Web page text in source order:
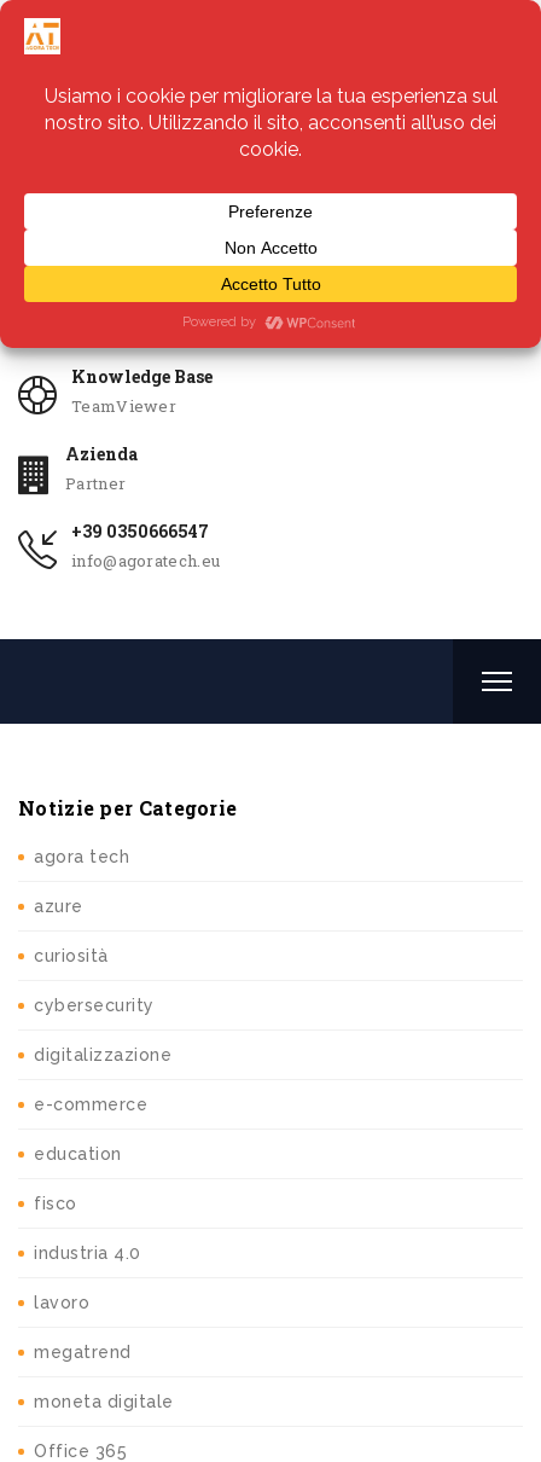
Servizi
Knowledge Base
TeamViewer
Azienda
Partner
+39 0350666547
info@agoratech.eu
Notizie per Categorie
agora tech
azure
curiosità
cybersecurity
digitalizzazione
e-commerce
education
fisco
industria 4.0
lavoro
megatrend
moneta digitale
Office 365